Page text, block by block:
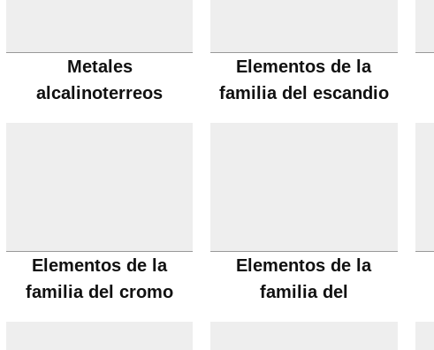
Metales
alcalinoterreos
Elementos de la
familia del escandio
Elementos de la
familia del cromo
Elementos de la
familia del